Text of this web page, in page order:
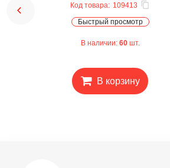
Код товара: 109413
Быстрый просмотр
В наличии: 60шт.
В корзину